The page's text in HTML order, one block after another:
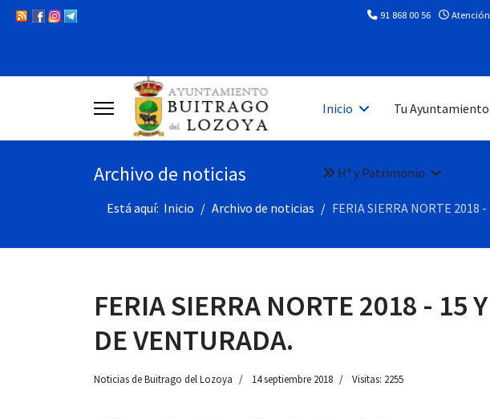
91 868 00 56
Inicio Tu Ayuntamiento
Hª y Patrimonio
Archivo de noticias
Está aquí: Inicio Archivo de noticias FERIA SIERRA NORTE 2018
FERIA SIERRA NORTE 2018 - 15
DE VENTURADA.
Noticias de Buitrago del Lozoya 14 septiembre 2018 Visitas: 2255